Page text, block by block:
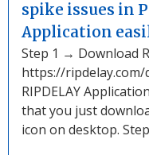
spike issues in
Application
Step 1 → Download
https://
RIPDELAY
that you just
icon on desktop.